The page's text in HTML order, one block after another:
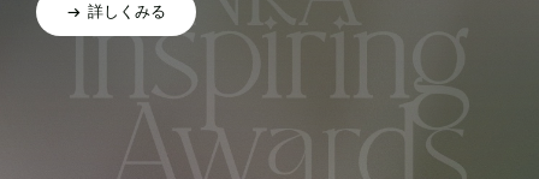
詳しくみる